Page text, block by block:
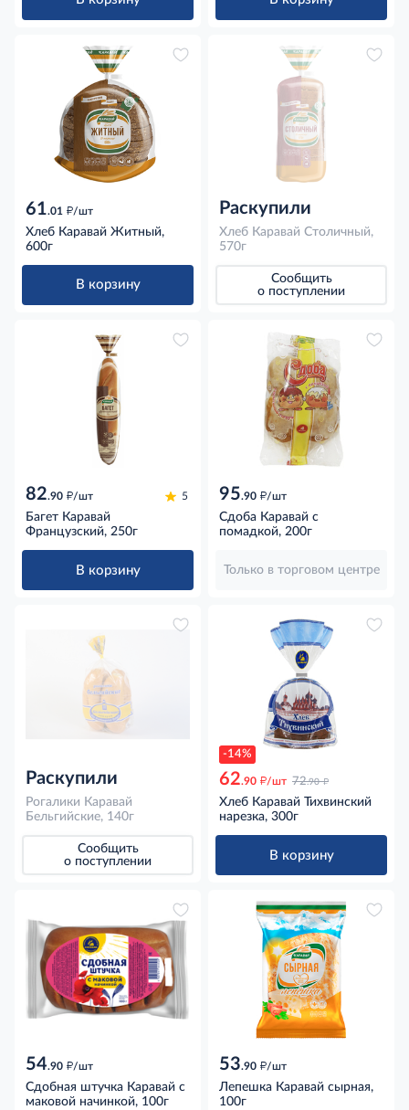
61.01 д/шт
Хлеб Каравай Житный,
600г
В корзину
Раскупили
Хлеб Каравай Столичный,
570г
Сообщить
о поступлении
82.90 д/шт 5
Багет Каравай
Французский, 250г
В корзину
95.90 д/шт
Сдоба Каравай с
помадкой, 200г
Только в торговом центре
Раскупили
Рогалики Каравай
Бельгийские, 140г
Сообщить
о поступлении
-14%
62.90 д/шт 72.90 д
Хлеб Каравай Тихвинский
нарезка, 300г
В корзину
54.90 д/шт
Сдобная штучка Каравай с
маковой начинкой, 100г
53.90 д/шт
Лепешка Каравай сырная,
100г